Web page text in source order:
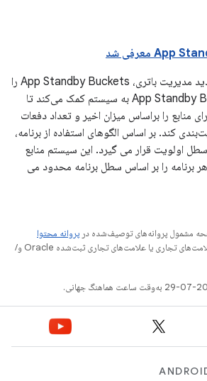
اندروید 9 یک ویژگی جدید مدیریت باتری، App Standby Buckets را
معرفی می کند. App Standby Buckets به سیستم کمک می‌کند تا
منابع را براساس میزان اخیر و تعداد دفعات
کند. بر اساس الگوهای استفاده از برنامه،
اولویت قرار می گیرد. این سیستم منابع
برنامه را بر اساس سطل برنامه محدود می
مشمول پروانه‌های توصیف‌شده در پروانه محتوا
هستند. جاوا و OpenJDK علامت‌های تجاری یا علامت‌های تجاری ثبت‌شده Oracle و/